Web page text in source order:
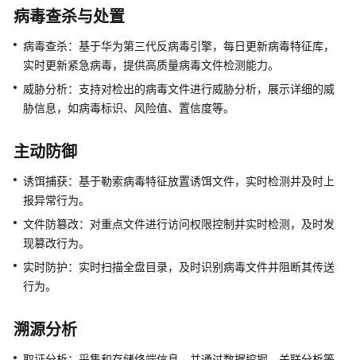
乾
坤
安
全
服
务
边
防
护
与
响
威
信
病毒查杀与处置
病毒查杀：基于华为第三代反病毒引擎，每日更新病毒特征库，
实时更新紧急病毒，提供高质量病毒文件检测能力。
威胁分析：支持对检出的病毒文件进行威胁分析，展示详细的威
胁信息，如病毒标识、风险值、置信度等。
主动防御
诱饵捕获：基于勒索病毒特征放置诱饵文件，实时检测并及时上
报异常行为。
文件防篡改：对重点文件进行访问权限控制并实时检测，及时发
现篡改行为。
实时防护：实时扫描全盘目录，及时识别病毒文件并阻断其传送
行为。
溯源分析